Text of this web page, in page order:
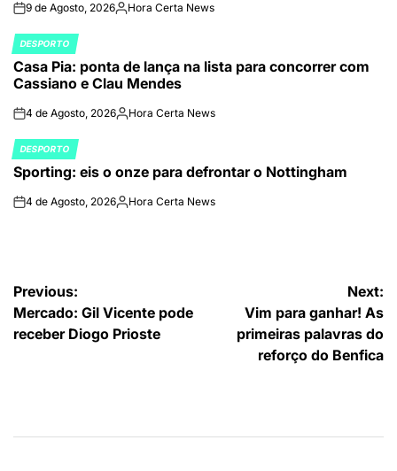
on9 de Agosto, 2026Publicado
Hora Certa News
POSTED
IN
DESPORTO
Casa Pia: ponta de lança na lista para concorrer com
Cassiano e Clau Mendes
on4 de Agosto, 2026Publicado
Hora Certa News
POSTED
IN
DESPORTO
Sporting: eis o onze para defrontar o Nottingham
on4 de Agosto, 2026Publicado
Hora Certa News
Navegação
de
Previous:
Mercado: Gil Vicente pode
receber Diogo Prioste
Next:
Vim para ganhar! As
primeiras palavras do
reforço do Benfica